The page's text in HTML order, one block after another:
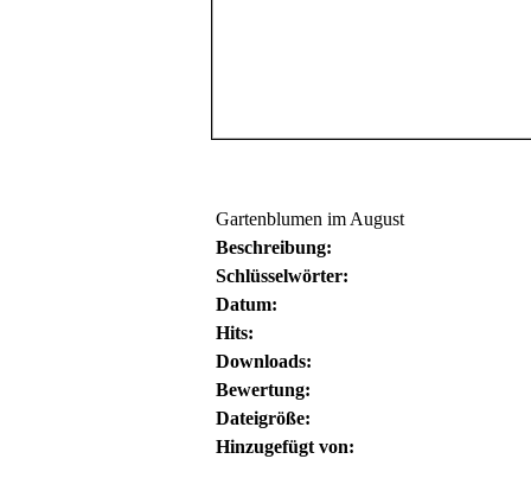
Gartenblumen im August
Beschreibung:
Schlüsselwörter:
Datum:
Hits:
Downloads:
Bewertung:
Dateigröße:
Hinzugefügt von: